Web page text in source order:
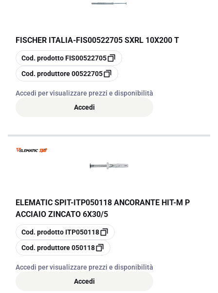
FISCHER ITALIA-FIS00522705 SXRL 10X200 T
copia
Cod. prodottoFIS00522705
copia
Cod. produttore00522705
Accedi per visualizzare prezzi e disponibilità
Accedi
ELEMATIC SPIT-ITP050118 ANCORANTE HIT-M P
ACCIAIO ZINCATO 6X30/5
copia
Cod. prodotto ITP050118
copia
Cod. produttore050118
Accedi per visualizzare prezzi e disponibilità
Accedi